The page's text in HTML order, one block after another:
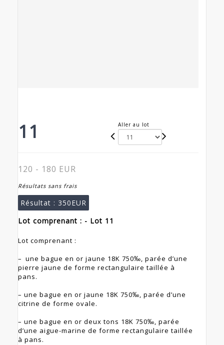
11 Aller au lot
120 - 180 EUR
Résultats sans frais
Résultat : 350EUR
Lot comprenant : - Lot 11
Lot comprenant :
– une bague en or jaune 18K 750‰, parée d’une
pierre jaune de forme rectangulaire taillée à
pans.
– une bague en or jaune 18K 750‰, parée d’une
citrine de forme ovale.
– une bague en or deux tons 18K 750‰, parée
d’une aigue-marine de forme rectangulaire taillée
à pans.